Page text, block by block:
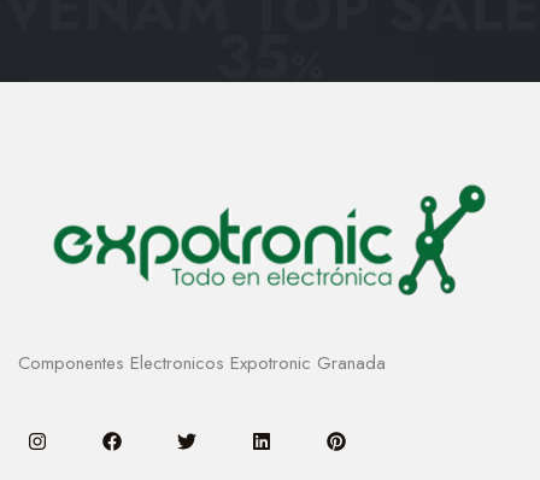
Componentes Electronicos Expotronic Granada